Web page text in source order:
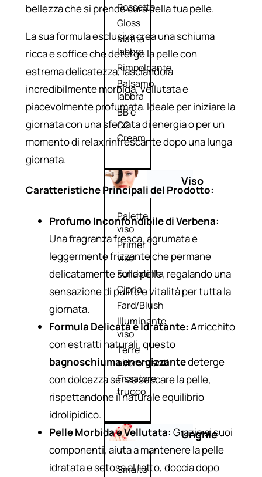
Rossetto
Gloss
Matita
labbra
Rimpolpante
Balsamo
labbra
BB e
CC
Cream
Viso
Palette
viso
Primer
viso
Fondotinta
Cipria
Fard/Blush
Illuminante
viso
Terre
abbronzanti
Fissatore
trucco
Unghie
Smalto
bellezza che si prende cura della tua pelle.
La sua formula esclusiva crea una schiuma
ricca e soffice che deterge la pelle con
estrema delicatezza, lasciandola
incredibilmente morbida, vellutata e
piacevolmente profumata. Ideale per iniziare la
giornata con una sferzata di energia o per un
momento di relax rinfrescante dopo una lunga
giornata.
Caratteristiche Principali del Prodotto:
Profumo Inconfondibile di Verbena:
Una fragranza fresca, agrumata e
leggermente frizzante che permane
delicatamente sulla pelle, regalando una
sensazione di pulito e vitalità per tutta la
giornata.
Formula Delicata e Idratante: Arricchito
con estratti naturali, questo
bagnoschiuma energizzantedeterge
con dolcezza senza seccare la pelle,
rispettandone il naturale equilibrio
idrolipidico.
Pelle Morbida e Vellutata: Grazie ai suoi
componenti, aiuta a mantenere la pelle
idratata e setosa al tatto, doccia dopo